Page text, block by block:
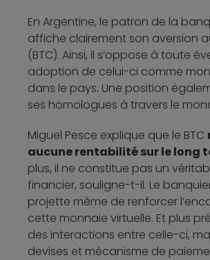
En Argentine, le patron de la
affiche clairement son aversion
(BTC). Ainsi, il s’oppose à toute
adoption de celui-ci comme
dans le pays. Une position
ses homologues à travers le
Miguel Pesce explique que le BTC
aucune rentabilité sur le long
plus, il ne constitue pas un
financier, souligne-t-il. Le
projette même de renforcer
cette monnaie virtuelle. Et plus
des interactions entre celle-ci,
devises et mécanisme de